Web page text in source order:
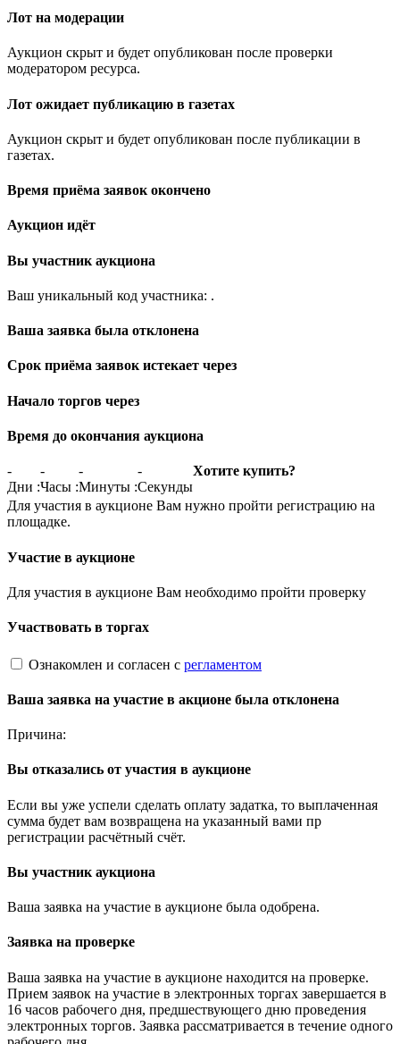
Лот на модерации
Аукцион скрыт и будет опубликован после проверки
модератором ресурса.
Лот ожидает публикацию в газетах
Аукцион скрыт и будет опубликован после публикации в
газетах.
Время приёма заявок окончено
Аукцион идёт
Вы участник аукциона
Ваш уникальный код участника: .
Ваша заявка была отклонена
Срок приёма заявок истекает через
Начало торгов через
Время до окончания аукциона
-
Дни :
-
Часы :
-
Минуты :
-
Секунды
Хотите купить?
Для участия в аукционе Вам нужно пройти регистрацию на
площадке.
Участие в аукционе
Для участия в аукционе Вам необходимо пройти проверку
Участвовать в торгах
Ознакомлен и согласен с регламентом
Ваша заявка на участие в акционе была отклонена
Причина:
Вы отказались от участия в аукционе
Если вы уже успели сделать оплату задатка, то выплаченная
сумма будет вам возвращена на указанный вами пр
регистрации расчётный счёт.
Вы участник аукциона
Ваша заявка на участие в аукционе была одобрена.
Заявка на проверке
Ваша заявка на участие в аукционе находится на проверке.
Прием заявок на участие в электронных торгах завершается в
16 часов рабочего дня, предшествующего дню проведения
электронных торгов. Заявка рассматривается в течение одного